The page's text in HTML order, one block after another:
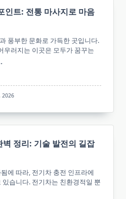
인트: 전통 마사지로 마음
풍부한 문화로 가득한 곳입니다.
우러지는 이곳은 모두가 꿈꾸는
2026
정리: 기술 발전의 길잡
에 따라, 전기차 충전 인프라에
습니다. 전기차는 친환경적일 뿐